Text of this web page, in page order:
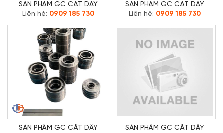
SẢN PHẨM GC CẮT DÂY
Liên hệ: 0909 185 730
SẢN PHẨM GC CẮT DÂY
Liên hệ: 0909 185 730
SẢN PHẨM GC CẮT DÂY
SẢN PHẨM GC CẮT DÂY